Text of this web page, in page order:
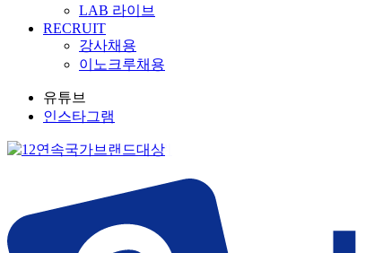
LAB 라이브
RECRUIT
강사채용
이노크루채용
유튜브
인스타그램